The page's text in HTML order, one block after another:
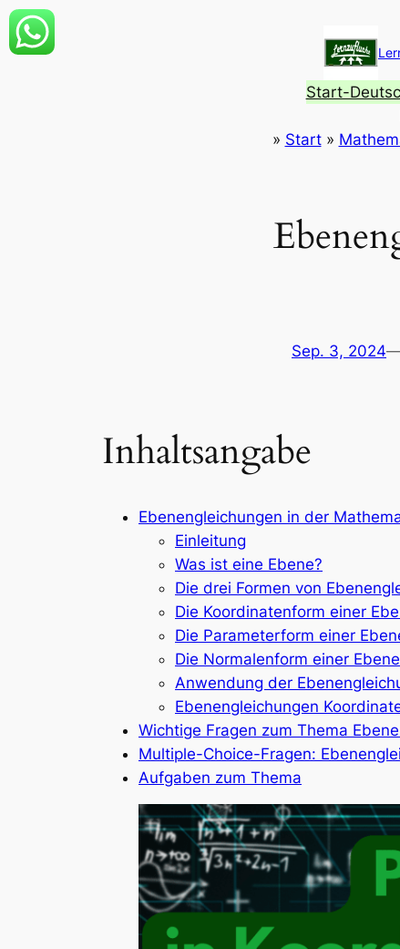
Zum
Inhalt
Start-
» Start»
Sep. 3, 2024
Inhaltsangabe
Ebenengleichungen in der
Einleitung
Was ist eine Ebene?
Die drei Formen von
Die Koordinatenform einer
Die Parameterform einer
Die Normalenform einer Ebene
Anwendung der
Ebenengleichungen
Wichtige Fragen zum Thema
Multiple-Choice-Fragen:
Aufgaben zum Thema